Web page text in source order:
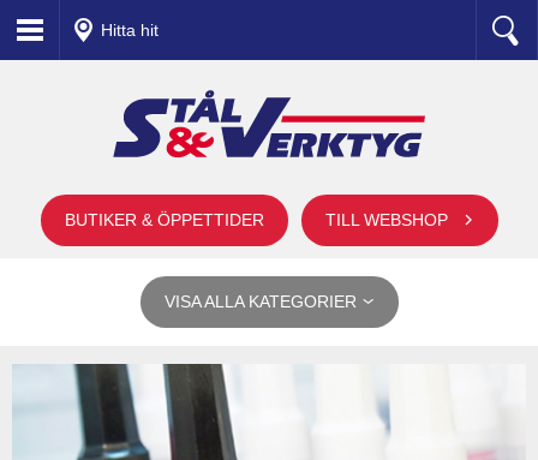
Hitta hit
BUTIKER & ÖPPETTIDER TILL WEBSHOP
VISA ALLA KATEGORIER